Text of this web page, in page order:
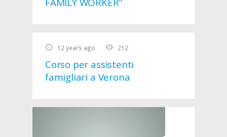
12 years ago 212
Corso per assistenti
famigliari a Verona